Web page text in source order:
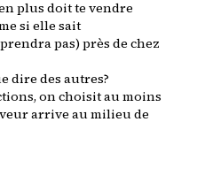
plus doit te vendre
si elle sait
pas) près de chez
dire des autres?
on choisit au moins
arrive au milieu de